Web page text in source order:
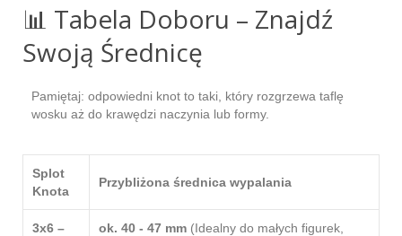
📊 Tabela Doboru – Znajdź
Swoją Średnicę
Pamiętaj: odpowiedni knot to taki, który rozgrzewa taflę
wosku aż do krawędzi naczynia lub formy.
Splot
Knota
Przybliżona średnica wypalania
3x6 –
ok. 40 - 47 mm (Idealny do małych figurek,